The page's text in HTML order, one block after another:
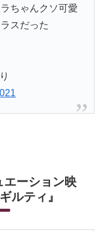
ちゃんクソ可愛
スだった
エーション映
ルティ』